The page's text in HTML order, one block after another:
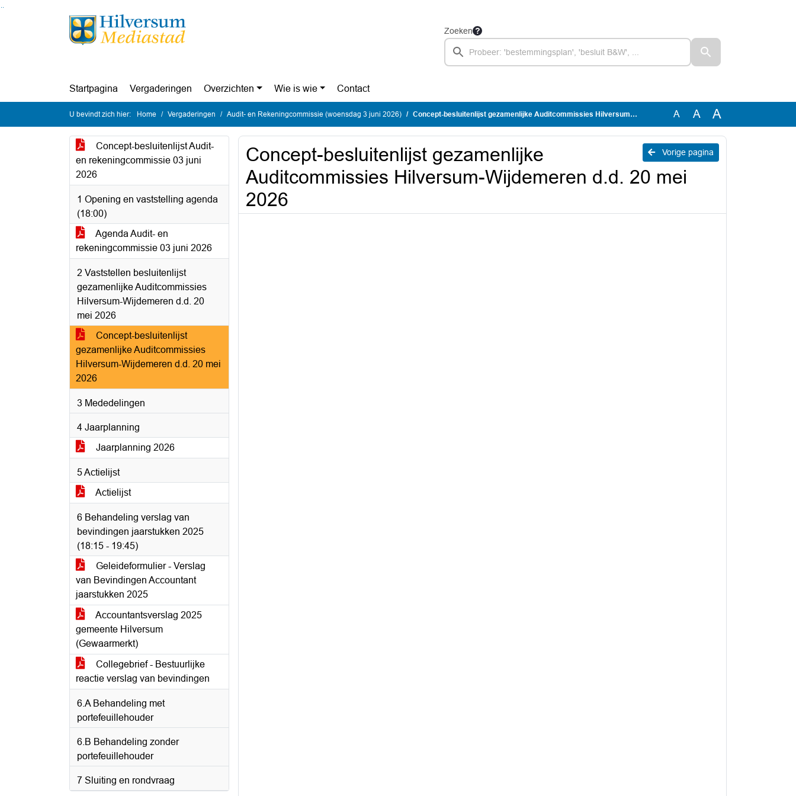
Ga naar de inhoud van deze pagina
Ga naar het zoeken
Ga naar het menu
Zoeken
Startpagina Vergaderingen Overzichten Wie is wie Contact
U bevindt zich hier: Home Vergaderingen Audit- en Rekeningcommissie (woensdag 3 juni 2026) Concept-besluitenlijst gezamenlijke Auditcommissies Hilversum-Wijdemeren d.d. 20 mei 2026 A A A
Concept-besluitenlijst Audit-
en rekeningcommissie 03 juni
2026
1 Opening en vaststelling agenda
(18:00)
Agenda Audit- en
rekeningcommissie 03 juni 2026
2 Vaststellen besluitenlijst
gezamenlijke Auditcommissies
Hilversum-Wijdemeren d.d. 20
mei 2026
Concept-besluitenlijst
gezamenlijke Auditcommissies
Hilversum-Wijdemeren d.d. 20 mei
2026
3 Mededelingen
4 Jaarplanning
Jaarplanning 2026
5 Actielijst
Actielijst
6 Behandeling verslag van
bevindingen jaarstukken 2025
(18:15 - 19:45)
Geleideformulier - Verslag
van Bevindingen Accountant
jaarstukken 2025
Accountantsverslag 2025
gemeente Hilversum
(Gewaarmerkt)
Collegebrief - Bestuurlijke
reactie verslag van bevindingen
6.A Behandeling met
portefeuillehouder
6.B Behandeling zonder
portefeuillehouder
7 Sluiting en rondvraag
Vorige pagina
Concept-besluitenlijst gezamenlijke
Auditcommissies Hilversum-Wijdemeren d.d. 20 mei
2026